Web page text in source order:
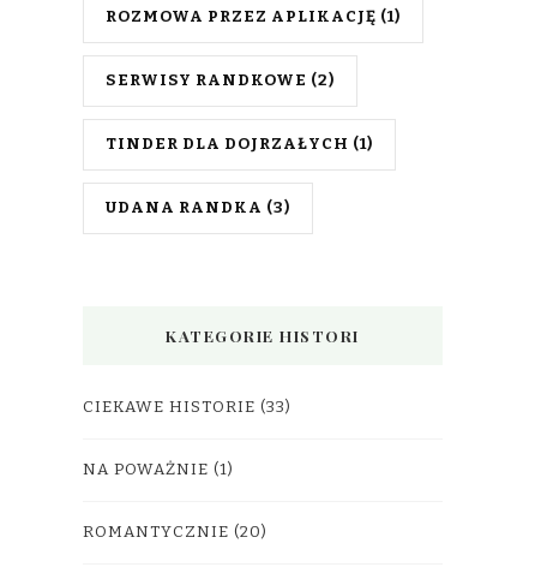
ROZMOWA PRZEZ APLIKACJĘ (1)
SERWISY RANDKOWE (2)
TINDER DLA DOJRZAŁYCH (1)
UDANA RANDKA (3)
KATEGORIE HISTORI
CIEKAWE HISTORIE (33)
NA POWAŻNIE (1)
ROMANTYCZNIE (20)